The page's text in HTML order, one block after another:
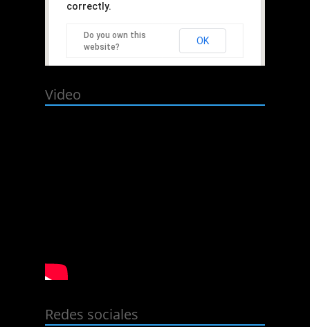
correctly.
Do you own this
website?
OK
Video
Redes sociales